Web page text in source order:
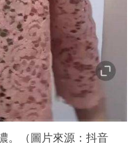
。（圖片來源：抖音